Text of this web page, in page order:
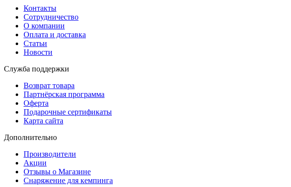
Контакты
Сотрудничество
О компании
Оплата и доставка
Статьи
Новости
Служба поддержки
Возврат товара
Партнёрская программа
Оферта
Подарочные сертификаты
Карта сайта
Дополнительно
Производители
Акции
Отзывы о Магазине
Снаряжение для кемпинга